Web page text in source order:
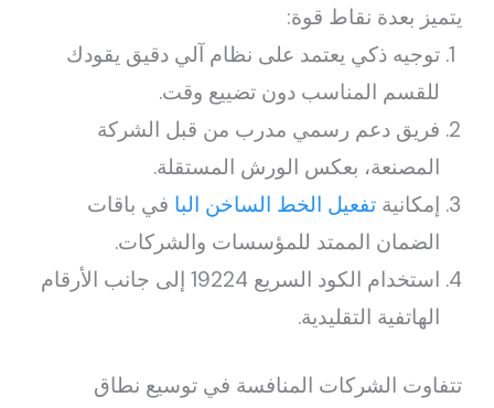
يتميز بعدة نقاط قوة:
توجيه ذكي يعتمد على نظام آلي دقيق يقودك
للقسم المناسب دون تضييع وقت.
فريق دعم رسمي مدرب من قبل الشركة
المصنعة، بعكس الورش المستقلة.
إمكانيةتفعيل الخط الساخن البا في باقات
الضمان الممتد للمؤسسات والشركات.
استخدام الكود السريع 19224 إلى جانب الأرقام
الهاتفية التقليدية.
تتفاوت الشركات المنافسة في توسيع نطاق